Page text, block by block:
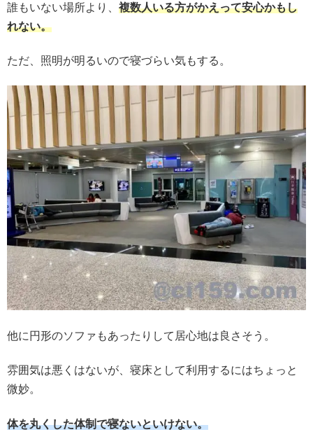
誰もいない場所より、 複数人いる方がかえって安心かもし
れない。
ただ、照明が明るいので寝づらい気もする。
他に円形のソファもあったりして居心地は良さそう。
雰囲気は悪くはないが、寝床として利用するにはちょっと
微妙。
体を丸くした体制で寝ないといけない。